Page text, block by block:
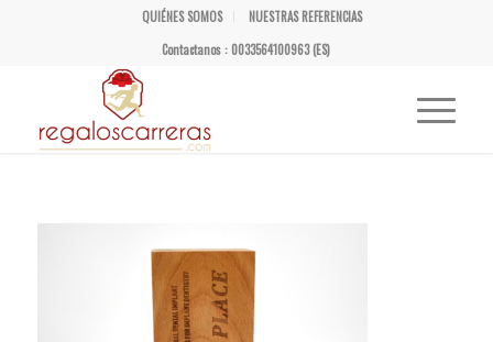
QUIÉNES SOMOS
NUESTRAS REFERENCIAS
Contactanos : 0033564100963 (ES)